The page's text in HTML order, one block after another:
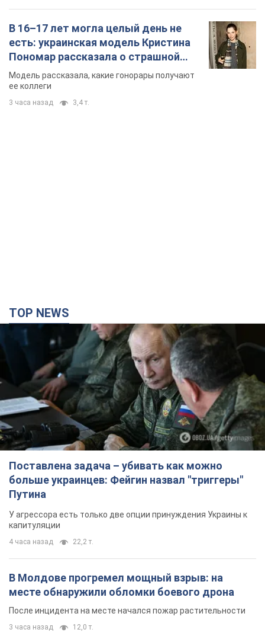
В 16–17 лет могла целый день не
есть: украинская модель Кристина
Пономар рассказала о страшной
стороне модельной карьеры
Модель рассказала, какие гонорары получают
ее коллеги
3 часа назад 3,4 т.
TOP NEWS
Поставлена задача – убивать как можно
больше украинцев: Фейгин назвал "триггеры"
Путина
У агрессора есть только две опции принуждения Украины к
капитуляции
4 часа назад 22,2 т.
В Молдове прогремел мощный взрыв: на
месте обнаружили обломки боевого дрона
После инцидента на месте начался пожар растительности
3 часа назад 12,0 т.